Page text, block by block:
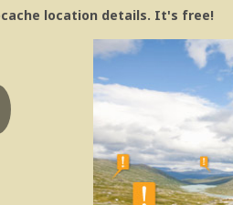
location details. It's free!